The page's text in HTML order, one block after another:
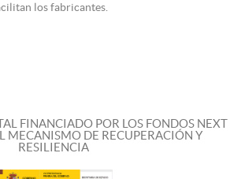
los fabricantes.
FINANCIADO POR LOS FONDOS NEXT
MECANISMO DE RECUPERACIÓN Y
RESILIENCIA